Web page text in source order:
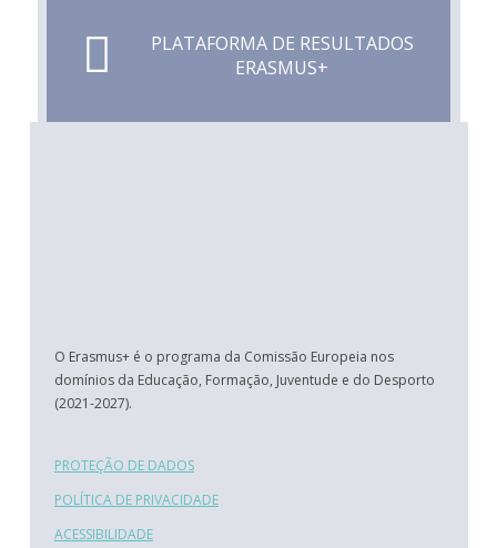
PLATAFORMA DE RESULTADOS
ERASMUS+
O Erasmus+ é o programa da Comissão Europeia nos
domínios da Educação, Formação, Juventude e do Desporto
(2021-2027).
PROTEÇÃO DE DADOS
POLÍTICA DE PRIVACIDADE
ACESSIBILIDADE